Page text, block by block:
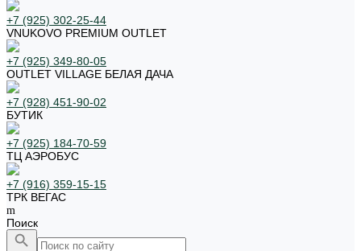
+7 (925) 302-25-44
VNUKOVO PREMIUM OUTLET
+7 (925) 349-80-05
OUTLET VILLAGE БЕЛАЯ ДАЧА
+7 (928) 451-90-02
БУТИК
+7 (925) 184-70-59
ТЦ АЭРОБУС
+7 (916) 359-15-15
ТРК ВЕГАС
Поиск